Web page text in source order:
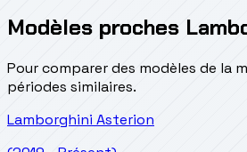
Modèles proches
Pour comparer des modèles de la
périodes similaires.
Lamborghini Asterion